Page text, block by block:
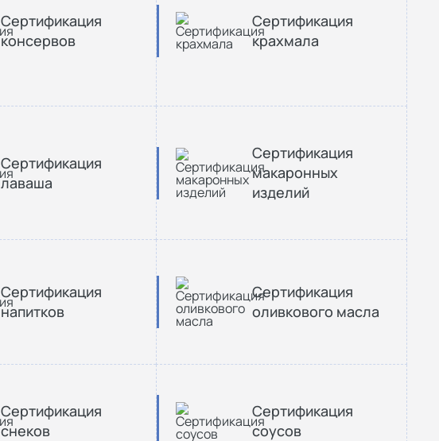
Сертификация
консервов
Сертификация
крахмала
Сертификация
лаваша
Сертификация
макаронных
изделий
Сертификация
напитков
Сертификация
оливкового масла
Сертификация
снеков
Сертификация
соусов